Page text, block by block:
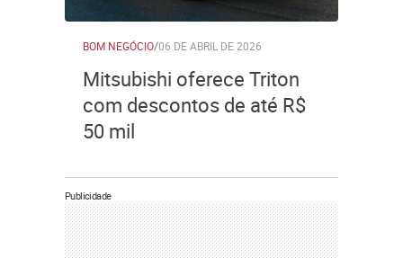
BOM NEGÓCIO/06 DE ABRIL DE 2026
Mitsubishi oferece Triton
com descontos de até R$
50 mil
Publicidade